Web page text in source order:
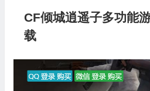
CF倾城逍遥子多功能
载